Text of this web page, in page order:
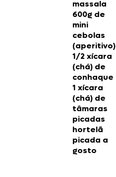
massala
600g de
mini
cebolas
(aperitivo)
1/2 xícara
(chá) de
conhaque
1 xícara
(chá) de
tâmaras
picadas
hortelã
picada a
gosto